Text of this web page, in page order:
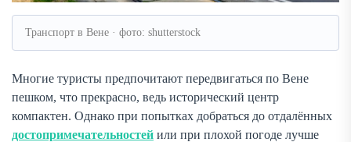
Транспорт в Вене · фото: shutterstock
Многие туристы предпочитают передвигаться по Вене
пешком, что прекрасно, ведь исторический центр
компактен. Однако при попытках добраться до отдалённых
достопримечательностей или при плохой погоде лучше